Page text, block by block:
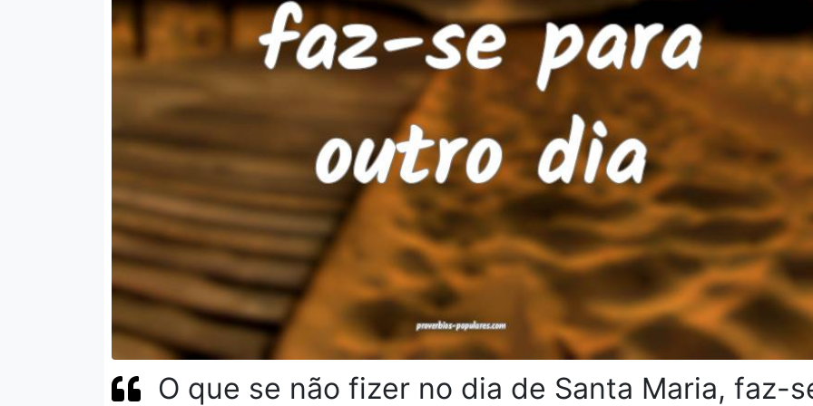
O que se não fizer no dia de Santa Maria, faz-